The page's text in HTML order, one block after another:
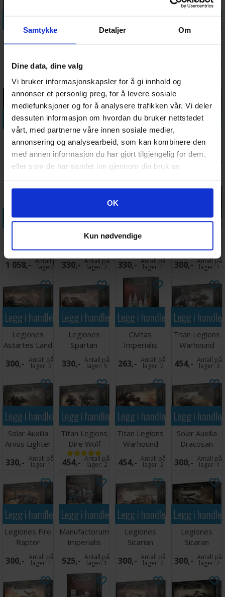
Samtykke Detaljer Om
Dine data, dine valg
Vi bruker informasjonskapsler for å gi innhold og
annonser et personlig preg, for å levere sosiale
mediefunksjoner og for å analysere trafikken vår. Vi deler
dessuten informasjon om hvordan du bruker nettstedet
vårt, med partnerne våre innen sosiale medier,
annonsering og analysearbeid, som kan kombinere den
med annen informasjon du har gjort tilgjengelig for dem,
eller som de har samlet inn gjennom din bruk av
Googles retningslinjer for personvern
OK
Kun nødvendige
371,- Antall på
lager: 2 400,-
Legg i
Antall på
Legg i handlekurven
Solar Auxilia
Support
375,- Antall på
lager: 11
Legg i handlekurven
Kratos Heavy
Tank
Squadron
300,- Antall på
lager:1
Legg i handlekurven
Medusa/Basilisk
Batteries
300,- Antall på
lager:2
Legg i
Infantry
300,- Antall på
Legg i handlekurven
Heavy Battle
Ti
1 058,- Antall på
lager:
Legg i handlekurven
Solar Auxilia
Infernus/Valdor
330,- Antall på
lager:2
Legg i handlekurven
Legiones
Support
330,- Antall på
lager:1
Legg i
300,- Antall på
lager:1
Legg i handlekurven
Legiones
Astartes Land
Raider
Proteus
300,- Antall på
lager:3
Legg i handlekurven
Legiones
Spartan
Assault Tank
330,- Antall på
lager:5
Legg i handlekurven
Civitas
Imperialis
Spires
263,- Antall på
lager:2
Legg i
Titan Legions
Warhound
Titans Ursus
Claw
454,- Antall på
lager:3
Legg i handlekurven
Solar Auxilia
Arvus Lighter
330,- Antall på
lager:1
Legg i handlekurven
Titan Legions
Dire Wolf
Heavy Scout
454,- Antall på
lager:2
Legg i handlekurven
Titan Legions
Warhound
Scout Titans
454,- Antall på
lager:2
Legg i
Solar Auxilia
Dracosan
Transport
Detach
300,- Antall på
lager:1
Legg i handlekurven
Legiones Fire
Raptor
Gunship
Squadron
300,- Antall på
lager:1
Legg i handlekurven
Manufactorum
Imperialis
525,- Antall på
lager:1
Legg i handlekurven
Legiones
Sicarian
Squadron
300,- Antall på
lager:2
Legg i
Legiones
Sicaran
Arcus/Punisher
300,- Antall på
lager:2